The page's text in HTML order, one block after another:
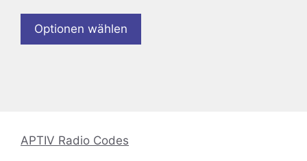
Optionen wählen
APTIV Radio Codes